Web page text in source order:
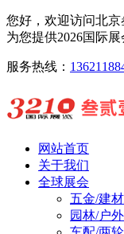
您好，欢迎访问北
为您提供2026国际展
服务热线：
网站首页
关于我们
全球展会
五金/建
园林/户